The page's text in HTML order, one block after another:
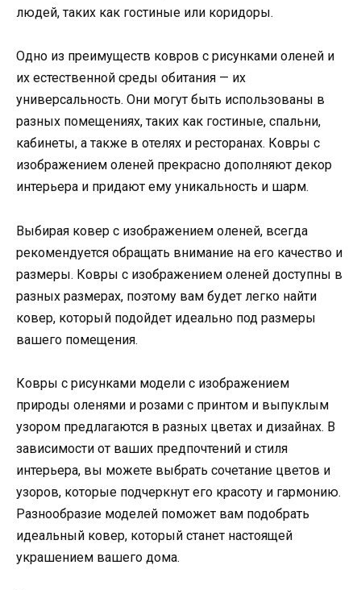
людей, таких как гостиные или коридоры.
Одно из преимуществ ковров с рисунками оленей и
их естественной среды обитания — их
универсальность. Они могут быть использованы в
разных помещениях, таких как гостиные, спальни,
кабинеты, а также в отелях и ресторанах. Ковры с
изображением оленей прекрасно дополняют декор
интерьера и придают ему уникальность и шарм.
Выбирая ковер с изображением оленей, всегда
рекомендуется обращать внимание на его качество и
размеры. Ковры с изображением оленей доступны в
разных размерах, поэтому вам будет легко найти
ковер, который подойдет идеально под размеры
вашего помещения.
Ковры с рисунками модели с изображением
природы оленями и розами с принтом и выпуклым
узором предлагаются в разных цветах и дизайнах. В
зависимости от ваших предпочтений и стиля
интерьера, вы можете выбрать сочетание цветов и
узоров, которые подчеркнут его красоту и гармонию.
Разнообразие моделей поможет вам подобрать
идеальный ковер, который станет настоящей
украшением вашего дома.